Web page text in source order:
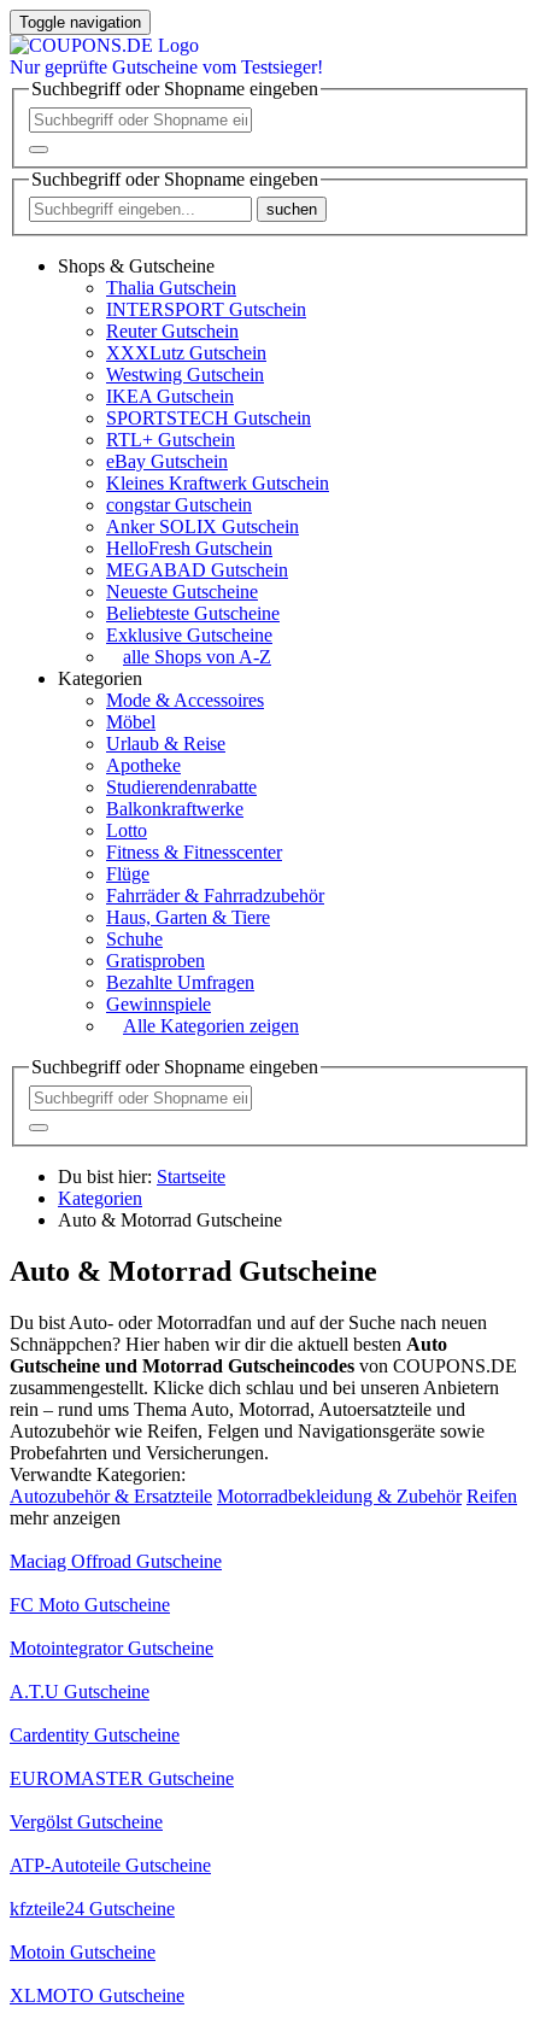
Toggle navigation
Nur geprüfte Gutscheine vom Testsieger!
Suchbegriff oder Shopname eingeben
Suchbegriff oder Shopname eingeben
suchen
Shops & Gutscheine
Thalia Gutschein
INTERSPORT Gutschein
Reuter Gutschein
XXXLutz Gutschein
Westwing Gutschein
IKEA Gutschein
SPORTSTECH Gutschein
RTL+ Gutschein
eBay Gutschein
Kleines Kraftwerk Gutschein
congstar Gutschein
Anker SOLIX Gutschein
HelloFresh Gutschein
MEGABAD Gutschein
Neueste Gutscheine
Beliebteste Gutscheine
Exklusive Gutscheine
alle Shops von A-Z
Kategorien
Mode & Accessoires
Möbel
Urlaub & Reise
Apotheke
Studierendenrabatte
Balkonkraftwerke
Lotto
Fitness & Fitnesscenter
Flüge
Fahrräder & Fahrradzubehör
Haus, Garten & Tiere
Schuhe
Gratisproben
Bezahlte Umfragen
Gewinnspiele
Alle Kategorien zeigen
Suchbegriff oder Shopname eingeben
Du bist hier: Startseite
Kategorien
Auto & Motorrad Gutscheine
Auto & Motorrad Gutscheine
Du bist Auto- oder Motorradfan und auf der Suche nach neuen
Schnäppchen? Hier haben wir dir die aktuell besten Auto
Gutscheine und Motorrad Gutscheincodes von COUPONS.DE
zusammengestellt. Klicke dich schlau und bei unseren Anbietern
rein – rund ums Thema Auto, Motorrad, Autoersatzteile und
Autozubehör wie Reifen, Felgen und Navigationsgeräte sowie
Probefahrten und Versicherungen.
Verwandte Kategorien:
Autozubehör & Ersatzteile Motorradbekleidung & Zubehör Reifen
mehr anzeigen
Maciag Offroad Gutscheine
FC Moto Gutscheine
Motointegrator Gutscheine
A.T.U Gutscheine
Cardentity Gutscheine
EUROMASTER Gutscheine
Vergölst Gutscheine
ATP-Autoteile Gutscheine
kfzteile24 Gutscheine
Motoin Gutscheine
XLMOTO Gutscheine